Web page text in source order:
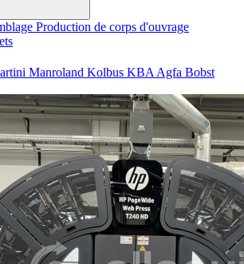
Production de corps d'ouvrage
Manroland Kolbus KBA Agfa Bobst